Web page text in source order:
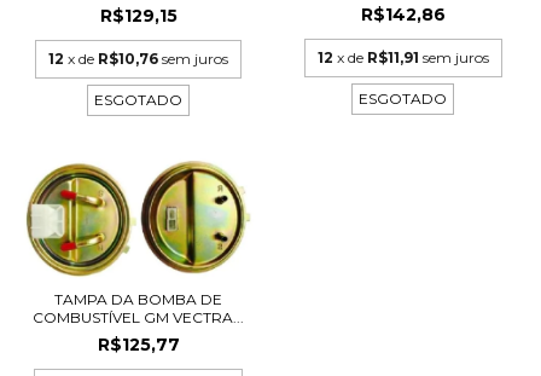
R$129,15
12 x de R$10,76 sem juros
ESGOTADO
R$142,86
12 x de R$11,91 sem juros
ESGOTADO
TAMPA DA BOMBA DE
COMBUSTÍVEL GM VECTRA...
R$125,77